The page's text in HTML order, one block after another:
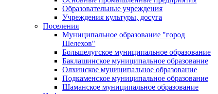
Образовательные учреждения
Учреждения культуры, досуга
Поселения
Муниципальное образование "город
Шелехов"
Большелугское муниципальное образование
Баклашинское муниципальное образование
Олхинское муниципальное образование
Подкаменское муниципальное образование
Шаманское муниципальное образование